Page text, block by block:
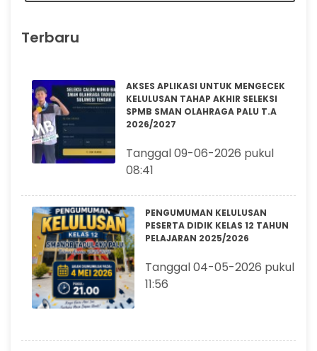
Terbaru
AKSES APLIKASI UNTUK MENGECEK
KELULUSAN TAHAP AKHIR SELEKSI
SPMB SMAN OLAHRAGA PALU T.A
2026/2027
Tanggal 09-06-2026 pukul
08:41
PENGUMUMAN KELULUSAN
PESERTA DIDIK KELAS 12 TAHUN
PELAJARAN 2025/2026
Tanggal 04-05-2026 pukul
11:56